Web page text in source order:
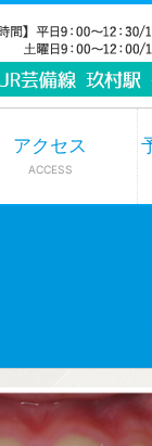
アクセス
ACCESS